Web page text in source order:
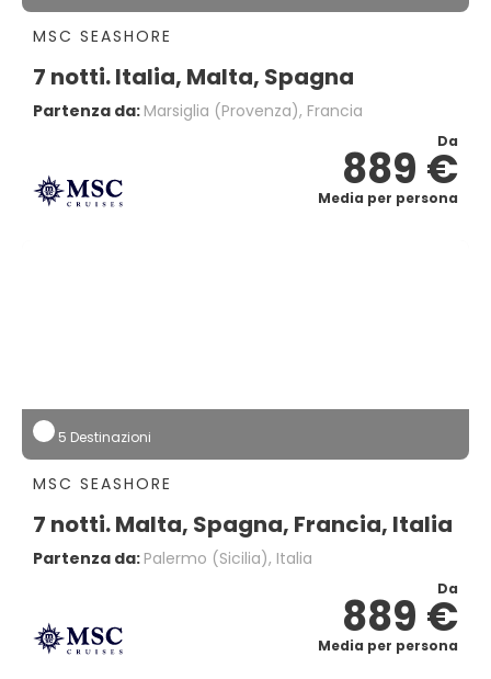
MSC SEASHORE
7 notti. Italia, Malta, Spagna
Partenza da: Marsiglia (provenza), Francia
Da
889 €
Media per persona
5 Destinazioni
MSC SEASHORE
7 notti. Malta, Spagna, Francia, Italia
Partenza da: Palermo (sicilia), Italia
Da
889 €
Media per persona